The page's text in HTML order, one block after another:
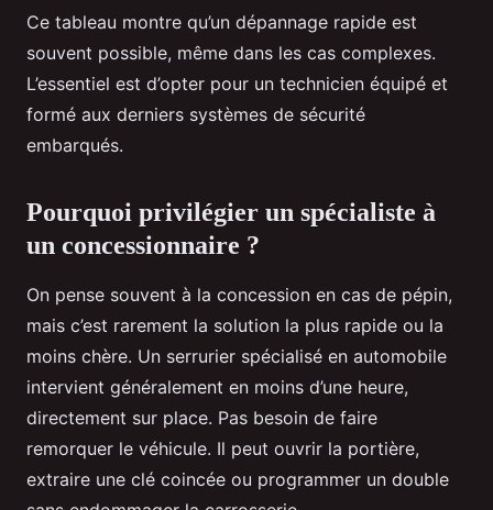
Ce tableau montre qu’un dépannage rapide est
souvent possible, même dans les cas complexes.
L’essentiel est d’opter pour un technicien équipé et
formé aux derniers systèmes de sécurité
embarqués.
Pourquoi privilégier un spécialiste à
un concessionnaire ?
On pense souvent à la concession en cas de pépin,
mais c’est rarement la solution la plus rapide ou la
moins chère. Un serrurier spécialisé en automobile
intervient généralement en moins d’une heure,
directement sur place. Pas besoin de faire
remorquer le véhicule. Il peut ouvrir la portière,
extraire une clé coincée ou programmer un double